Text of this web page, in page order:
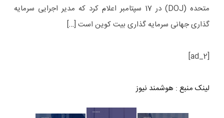
متحده (DOJ) در 17 سپتامبر اعلام کرد که مدیر اجرایی سرمایه
گذاری جهانی سرمایه گذاری بیت کوین است […]
[ad_2]
لینک منبع : هوشمند نیوز